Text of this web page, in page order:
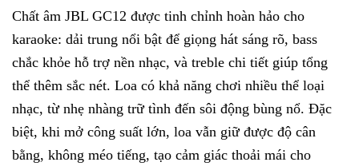
Chất âm JBL GC12 được tinh chỉnh hoàn hảo cho
karaoke: dải trung nổi bật để giọng hát sáng rõ, bass
chắc khỏe hỗ trợ nền nhạc, và treble chi tiết giúp tổng
thể thêm sắc nét. Loa có khả năng chơi nhiều thể loại
nhạc, từ nhẹ nhàng trữ tình đến sôi động bùng nổ. Đặc
biệt, khi mở công suất lớn, loa vẫn giữ được độ cân
bằng, không méo tiếng, tạo cảm giác thoải mái cho